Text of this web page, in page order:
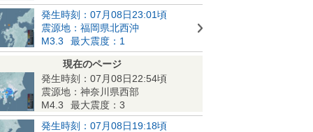
発生時刻：07月08日23:01頃
震源地：福岡県北西沖
M3.3
最大震度：1
現在のページ
発生時刻：07月08日22:54頃
震源地：神奈川県西部
M4.3
最大震度：3
発生時刻：07月08日19:18頃